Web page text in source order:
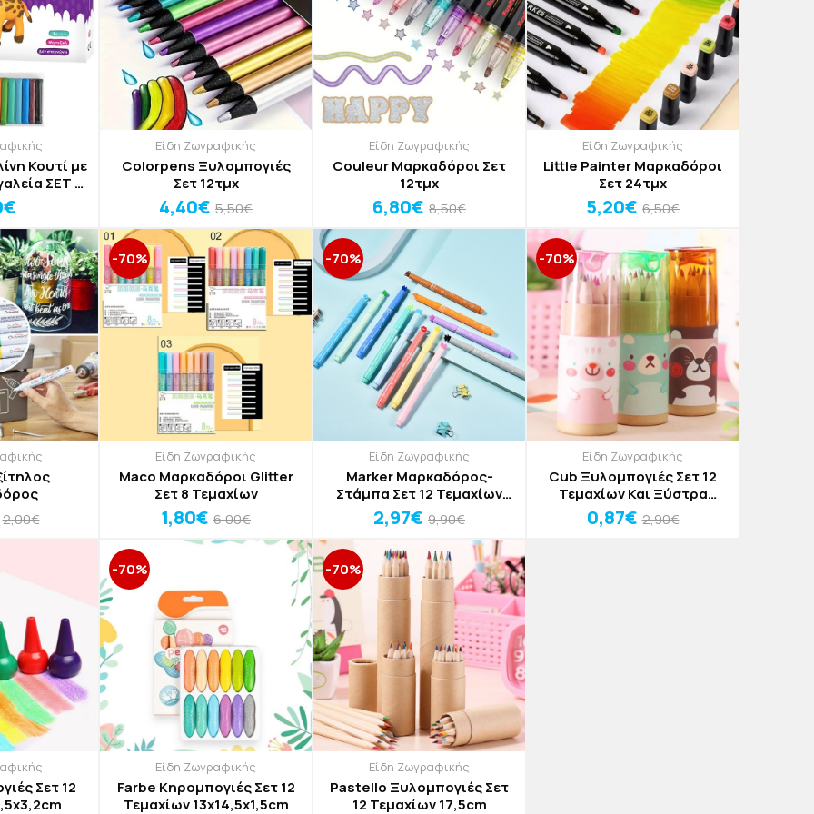
Κουτί με
ΣΕΤ 12
Είδη Ζωγραφικής
Colorpens Ξυλομπογιές
Σετ 12τμχ
4,40€ 5,50€
Είδη Ζωγραφικής
Couleur Μαρκαδόροι Σετ
12τμχ
6,80€ 8,50€
Είδη Ζωγραφικής
Little Painter Μαρκαδόροι
Σετ 24τμχ
5,20€ 6,50€
2,00€
-70%
Είδη Ζωγραφικής
Maco Μαρκαδόροι Glitter
Σετ 8 Τεμαχίων
1,80€ 6,00€
-70%
Είδη Ζωγραφικής
Marker Μαρκαδόρος-
Στάμπα Σετ 12 Τεμαχίων
16,5cm
2,97€ 9,90€
-70%
Είδη Ζωγραφικής
Cub Ξυλομπογιές Σετ 12
Τεμαχίων Και Ξύστρα
10x3,5cm
0,87€ 2,90€
Σετ 12
-70%
Είδη Ζωγραφικής
Farbe Κηρομπογιές Σετ 12
Τεμαχίων 13x14,5x1,5cm
-70%
Είδη Ζωγραφικής
Pastello Ξυλομπογιές Σετ
12 Τεμαχίων 17,5cm